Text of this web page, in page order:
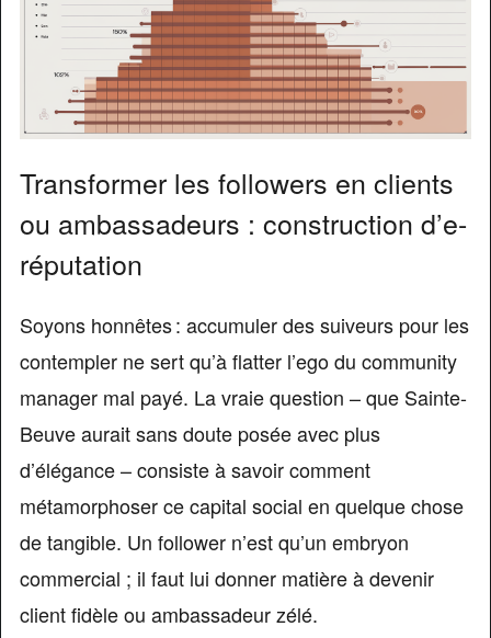
Transformer les followers en clients
ou ambassadeurs : construction d’e-
réputation
Soyons honnêtes : accumuler des suiveurs pour les
contempler ne sert qu’à flatter l’ego du community
manager mal payé. La vraie question – que Sainte-
Beuve aurait sans doute posée avec plus
d’élégance – consiste à savoir comment
métamorphoser ce capital social en quelque chose
de tangible. Un follower n’est qu’un embryon
commercial ; il faut lui donner matière à devenir
client fidèle ou ambassadeur zélé.